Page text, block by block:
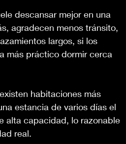
descansar mejor en una
agradecen menos tránsito,
largos, si los
más práctico dormir cerca
habitaciones más
estancia de varios días el
alta capacidad, lo razonable
real.